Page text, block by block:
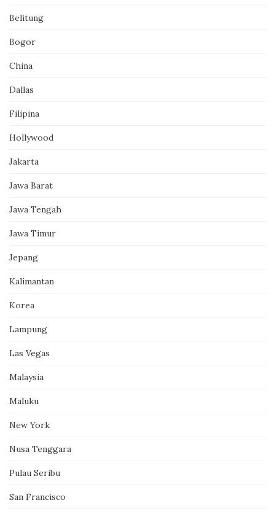
Belitung
Bogor
China
Dallas
Filipina
Hollywood
Jakarta
Jawa Barat
Jawa Tengah
Jawa Timur
Jepang
Kalimantan
Korea
Lampung
Las Vegas
Malaysia
Maluku
New York
Nusa Tenggara
Pulau Seribu
San Francisco